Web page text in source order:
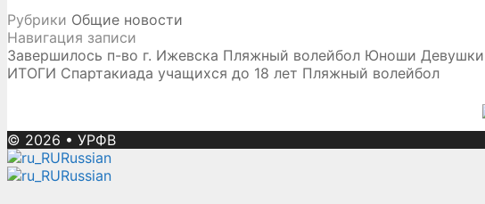
Рубрики Общие новости
Навигация записи
Завершилось п-во г. Ижевска Пляжный волейбол Юноши Девушки
ИТОГИ Спартакиада учащихся до 18 лет Пляжный волейбол
© 2026 • УРФВ
Russian
Russian